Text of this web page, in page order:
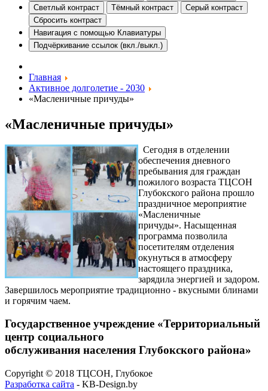
Светлый контраст
Тёмный контраст
Серый контраст
Сбросить контраст
Навигация с помощью Клавиатуры
Подчёркивание ссылок (вкл./выкл.)
Главная
Активное долголетие - 2030
«Масленичные причуды»
«Масленичные причуды»
Сегодня в отделении
обеспечения дневного
пребывания для граждан
пожилого возраста ТЦСОН
Глубокского района прошло
праздничное мероприятие
«Масленичные
причуды». Насыщенная
программа позволила
посетителям отделения
окунуться в атмосферу
настоящего праздника,
зарядила энергией и задором.
Завершилось мероприятие традиционно - вкусными блинами
и горячим чаем.
Государственное учреждение «Территориальный
центр социального
обслуживания населения Глубокского района»
Copyright © 2018 ТЦСОН, Глубокое
Разработка сайта - KB-Design.by